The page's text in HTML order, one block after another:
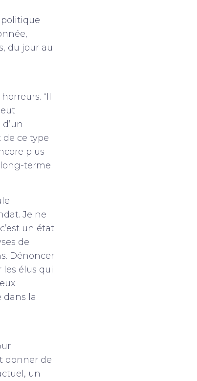
politique
du jour au
“Il
de ce type
plus
terme
Je ne
un état
de
Dénoncer
élus qui
dans la
donner de
un